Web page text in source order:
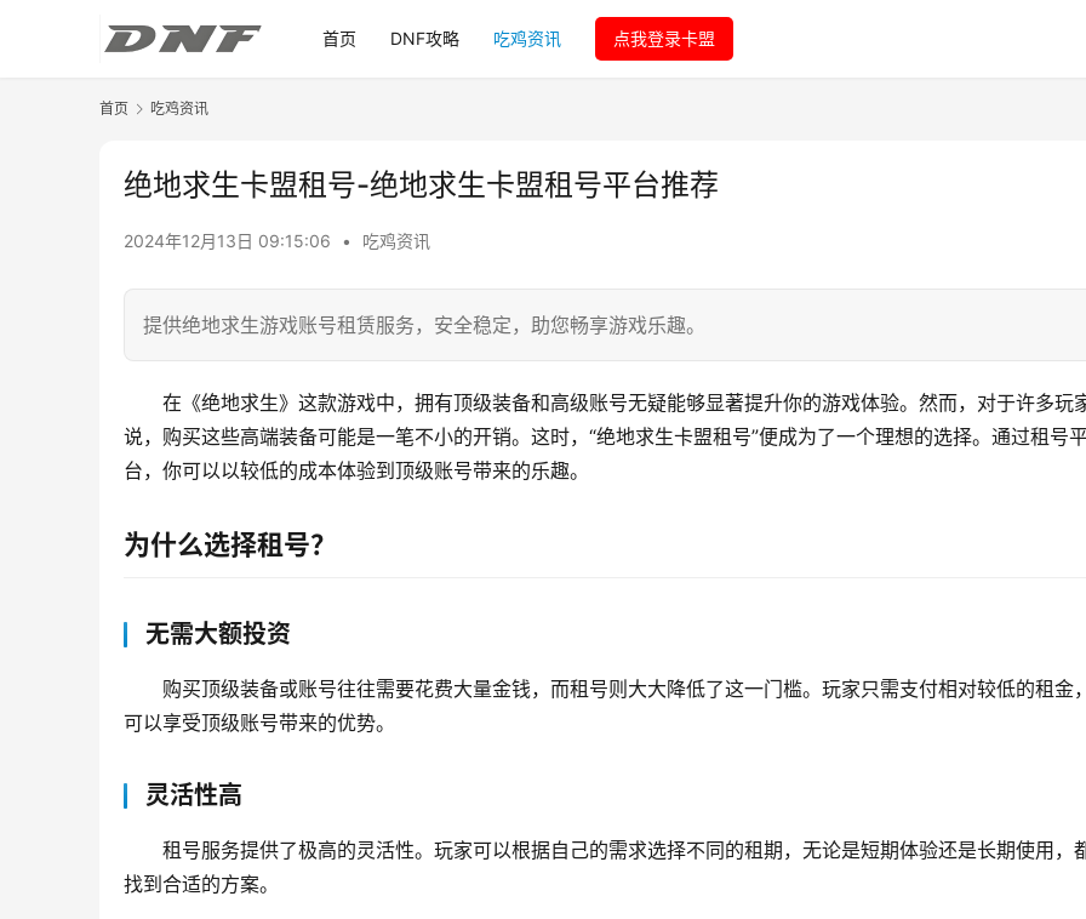
首页 DNF攻略 吃鸡资讯 点我登录卡盟
首页 吃鸡资讯
绝地求生卡盟租号-绝地求生卡盟租号平台推荐
2024年12月13日 09:15:06 • 吃鸡资讯
提供绝地求生游戏账号租赁服务，安全稳定，助您畅享游戏乐趣。
在《绝地求生》这款游戏中，拥有顶级装备和高级账号无疑能够显著提升你的游戏体验。然而，对于许多玩
说，购买这些高端装备可能是一笔不小的开销。这时，“绝地求生卡盟租号”便成为了一个理想的选择。通过租号
台，你可以以较低的成本体验到顶级账号带来的乐趣。
为什么选择租号？
无需大额投资
购买顶级装备或账号往往需要花费大量金钱，而租号则大大降低了这一门槛。玩家只需支付相对较低的租金
可以享受顶级账号带来的优势。
灵活性高
租号服务提供了极高的灵活性。玩家可以根据自己的需求选择不同的租期，无论是短期体验还是长期使用，
找到合适的方案。